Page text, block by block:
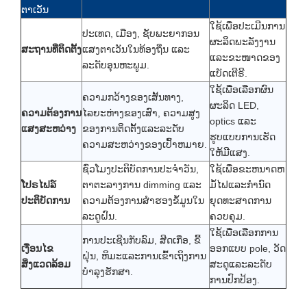
ຕາເວັນ
ສະຖານທີ່ຕິດຕັ້ງ
ປະເທດ, ເມືອງ, ຊັບພະຍາກອນ
ແສງຕາເວັນໃນທ້ອງຖິ່ນ ແລະ
ລະດັບອຸນຫະພູມ.
ໃຊ້ເພື່ອປະເມີນການ
ຜະລິດພະລັງງານ
ແລະຂະໜາດຂອງ
ແບັດເຕີຣີ.
ຄວາມຕ້ອງການ
ແສງສະຫວ່າງ
ຄວາມກວ້າງຂອງເສັ້ນທາງ,
ໄລຍະຫ່າງຂອງເສົາ, ຄວາມສູງ
ຂອງການຕິດຕັ້ງແລະລະດັບ
ຄວາມສະຫວ່າງຂອງເປົ້າຫມາຍ.
ໃຊ້ເພື່ອເລືອກຜົນ
ຜະລິດ LED,
optics ແລະ
ຮູບແບບການເຮັດ
ໃຫ້ມີແສງ.
ໂປຣໄຟລ໌
ປະຕິບັດການ
ຊົ່ວໂມງປະຕິບັດການປະຈໍາວັນ,
ຕາຕະລາງການ dimming ແລະ
ຄວາມຕ້ອງການສໍາຮອງຂໍ້ມູນໃນ
ລະດູຝົນ.
ໃຊ້ເພື່ອຂະຫນາດຫ
ມໍ້ໄຟແລະກໍານົດ
ຍຸດທະສາດການ
ຄວບຄຸມ.
ເງື່ອນໄຂ
ສິ່ງແວດລ້ອມ
ການປະເຊີນກັບລົມ, ສີດເກືອ, ຂີ້
ຝຸ່ນ, ຫິມະແລະການເຂົ້າເຖິງການ
ບໍາລຸງຮັກສາ.
ໃຊ້ເພື່ອເລືອກການ
ອອກແບບ pole, ວັດ
ສະດຸແລະລະດັບ
ການປົກປ້ອງ.